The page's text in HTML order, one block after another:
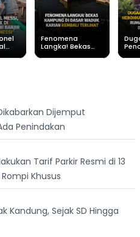
Fenomena
Langka! Bekas
Dijemput
Penindakan
Tarif Parkir Resmi di 13
Khusus
Kandung, Sejak SD Hingga